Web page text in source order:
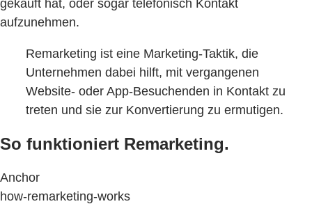
gekauft hat, oder sogar telefonisch Kontakt
aufzunehmen.
Remarketing ist eine Marketing-Taktik, die
Unternehmen dabei hilft, mit vergangenen
Website- oder App-Besuchenden in Kontakt zu
treten und sie zur Konvertierung zu ermutigen.
So funktioniert Remarketing.
Anchor
how-remarketing-works